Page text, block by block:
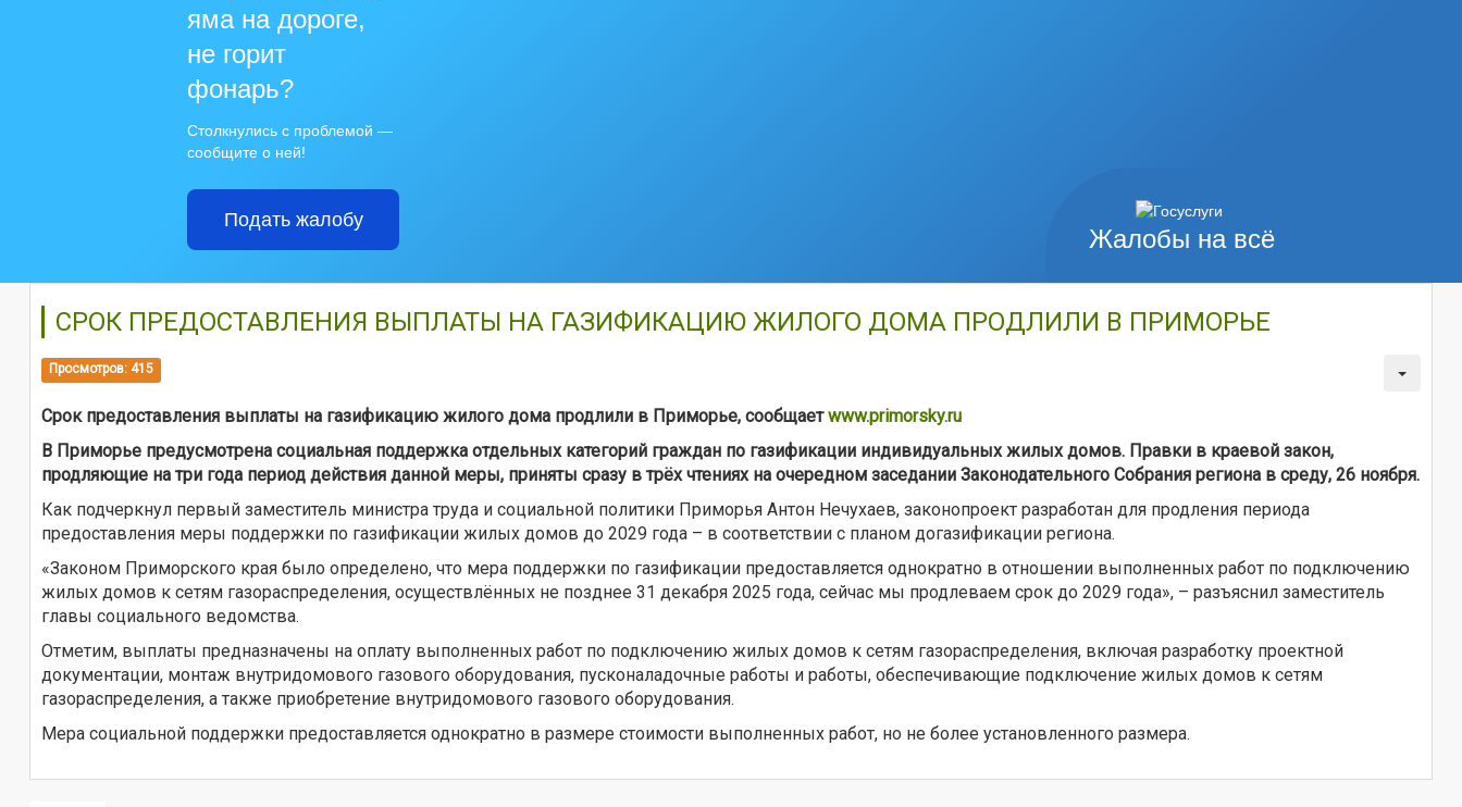
Жалобы на всё
яма на дороге,
не горит
фонарь?
Столкнулись с проблемой —
сообщите о ней!
Подать жалобу
СРОК ПРЕДОСТАВЛЕНИЯ ВЫПЛАТЫ НА ГАЗИФИКАЦИЮ ЖИЛОГО ДОМА ПРОДЛИЛИ В ПРИМОРЬЕ
Просмотров: 415
Срок предоставления выплаты на газификацию жилого дома продлили в Приморье, сообщаетwww.primorsky.ru
В Приморье предусмотрена социальная поддержка отдельных категорий граждан по газификации индивидуальных жилых домов. Правки в краевой закон,
продляющие на три года период действия данной меры, приняты сразу в трёх чтениях на очередном заседании Законодательного Собрания региона в среду, 26 ноября.
Как подчеркнул первый заместитель министра труда и социальной политики Приморья Антон Нечухаев, законопроект разработан для продления периода
предоставления меры поддержки по газификации жилых домов до 2029 года – в соответствии с планом догазификации региона.
«Законом Приморского края было определено, что мера поддержки по газификации предоставляется однократно в отношении выполненных работ по подключению
жилых домов к сетям газораспределения, осуществлённых не позднее 31 декабря 2025 года, сейчас мы продлеваем срок до 2029 года», – разъяснил заместитель
главы социального ведомства.
Отметим, выплаты предназначены на оплату выполненных работ по подключению жилых домов к сетям газораспределения, включая разработку проектной
документации, монтаж внутридомового газового оборудования, пусконаладочные работы и работы, обеспечивающие подключение жилых домов к сетям
газораспределения, а также приобретение внутридомового газового оборудования.
Мера социальной поддержки предоставляется однократно в размере стоимости выполненных работ, но не более установленного размера.